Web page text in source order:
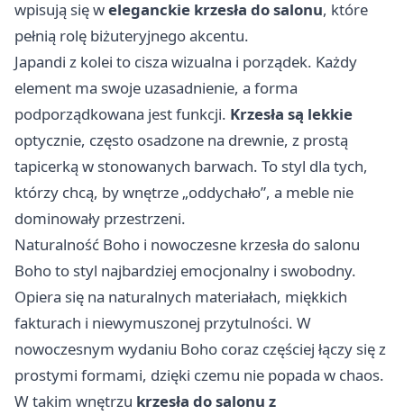
wpisują się weleganckie krzesła do salonu, które
pełnią rolę biżuteryjnego akcentu.
Japandi z kolei to cisza wizualna i porządek. Każdy
element ma swoje uzasadnienie, a forma
podporządkowana jest funkcji. Krzesła są lekkie
optycznie, często osadzone na drewnie, z prostą
tapicerką w stonowanych barwach. To styl dla tych,
którzy chcą, by wnętrze „oddychało”, a meble nie
dominowały przestrzeni.
Naturalność Boho i nowoczesne krzesła do salonu
Boho to styl najbardziej emocjonalny i swobodny.
Opiera się na naturalnych materiałach, miękkich
fakturach i niewymuszonej przytulności. W
nowoczesnym wydaniu Boho coraz częściej łączy się z
prostymi formami, dzięki czemu nie popada w chaos.
W takim wnętrzu krzesła do salonu z